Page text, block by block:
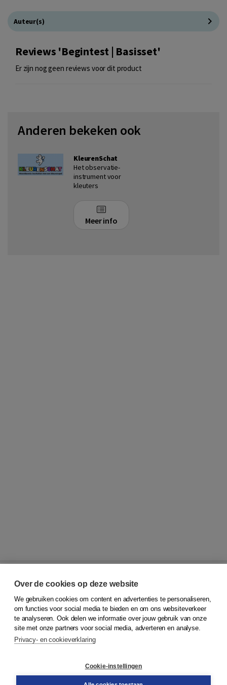
Auteur(s)
Reviews 'Begintest | Basisset'
Er zijn nog geen reviews voor dit product
Anderen bekeken ook
KleurenSchat
Het observatie-
instrument voor
kleuters
Meer info
© 2026Koninklijke Boom uitgevers
Klantenservice
Service & informatie
Contact
Over de cookies op deze website
We gebruiken cookies om content en advertenties te personaliseren,
om functies voor social media te bieden en om ons websiteverkeer
te analyseren. Ook delen we informatie over jouw gebruik van onze
site met onze partners voor social media, adverteren en analyse.
Privacy- en cookieverklaring
Cookie-instellingen